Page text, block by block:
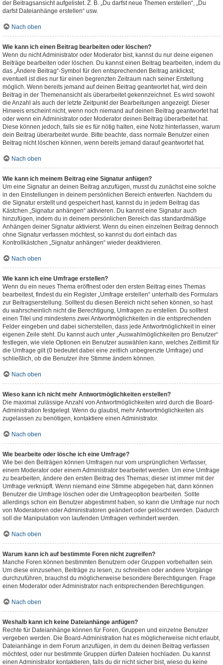
der Beitragsansicht aufgelistet. Z. B. „Du darfst neue Themen erstellen“, „Du
darfst Dateianhänge erstellen“ usw.
Nach oben
Wie kann ich einen Beitrag bearbeiten oder löschen?
Wenn du nicht Administrator oder Moderator bist, kannst du nur deine eigenen
Beiträge bearbeiten oder löschen. Du kannst einen Beitrag bearbeiten, indem du
das „Ändere Beitrag“-Symbol für den entsprechenden Beitrag anklickst;
eventuell ist dies nur für einen begrenzten Zeitraum nach seiner Erstellung
möglich. Wenn bereits jemand auf deinen Beitrag geantwortet hat, wird dein
Beitrag in der Themenansicht als überarbeitet gekennzeichnet. Es wird sowohl
die Anzahl als auch der letzte Zeitpunkt der Bearbeitungen angezeigt. Dieser
Hinweis erscheint nicht, wenn noch niemand auf deinen Beitrag geantwortet hat
oder wenn ein Administrator oder Moderator deinen Beitrag überarbeitet hat.
Diese können jedoch, falls sie es für nötig halten, eine Notiz hinterlassen, warum
dein Beitrag überarbeitet wurde. Bitte beachte, dass normale Benutzer einen
Beitrag nicht löschen können, wenn bereits jemand darauf geantwortet hat.
Nach oben
Wie kann ich meinem Beitrag eine Signatur anfügen?
Um eine Signatur an deinen Beitrag anzufügen, musst du zunächst eine solche
in den Einstellungen in deinem persönlichen Bereich entwerfen. Nachdem du
die Signatur erstellt und gespeichert hast, kannst du in jedem Beitrag das
Kästchen „Signatur anhängen“ aktivieren. Du kannst eine Signatur auch
hinzufügen, indem du in deinem persönlichen Bereich das standardmäßige
Anhängen deiner Signatur aktivierst. Wenn du einen einzelnen Beitrag dennoch
ohne Signatur verfassen möchtest, so kannst du dort einfach das
Kontrollkästchen „Signatur anhängen“ wieder deaktivieren.
Nach oben
Wie kann ich eine Umfrage erstellen?
Wenn du ein neues Thema eröffnest oder den ersten Beitrag eines Themas
bearbeitest, findest du ein Register „Umfrage erstellen“ unterhalb des Formulars
zur Beitragserstellung. Solltest du diesen Bereich nicht sehen können, so hast
du wahrscheinlich nicht die Berechtigung, Umfragen zu erstellen. Du solltest
einen Titel und mindestens zwei Antwortmöglichkeiten in die entsprechenden
Felder eingeben und dabei sicherstellen, dass jede Antwortmöglichkeit in einer
eigenen Zeile steht. Du kannst auch unter „Auswahlmöglichkeiten pro Benutzer“
festlegen, wie viele Optionen ein Benutzer auswählen kann, welches Zeitlimit für
die Umfrage gilt (0 bedeutet dabei eine zeitlich unbegrenzte Umfrage) und
schließlich, ob die Benutzer ihre Stimme ändern können.
Nach oben
Wieso kann ich nicht mehr Antwortmöglichkeiten erstellen?
Die maximal zulässige Anzahl von Antwortmöglichkeiten wird durch die Board-
Administration festgelegt. Wenn du glaubst, mehr Antwortmöglichkeiten als
zugelassen zu benötigen, kontaktiere einen Administrator.
Nach oben
Wie bearbeite oder lösche ich eine Umfrage?
Wie bei den Beiträgen können Umfragen nur vom ursprünglichen Verfasser,
einem Moderator oder einem Administrator bearbeitet werden. Um eine Umfrage
zu bearbeiten, ändere den ersten Beitrag des Themas; dieser ist immer mit der
Umfrage verknüpft. Wenn niemand eine Stimme abgegeben hat, dann können
Benutzer die Umfrage löschen oder die Umfrageoption bearbeiten. Sollte
allerdings schon ein Benutzer abgestimmt haben, so kann die Umfrage nur noch
von Moderatoren oder Administratoren geändert oder gelöscht werden. Dadurch
soll die Manipulation von laufenden Umfragen verhindert werden.
Nach oben
Warum kann ich auf bestimmte Foren nicht zugreifen?
Manche Foren können bestimmten Benutzern oder Gruppen vorbehalten sein.
Um diese einzusehen, Beiträge zu lesen, zu schreiben oder andere Vorgänge
durchzuführen, brauchst du möglicherweise besondere Berechtigungen. Frage
einen Moderator oder Administrator nach entsprechenden Berechtigungen.
Nach oben
Weshalb kann ich keine Dateianhänge anfügen?
Rechte für Dateianhänge können für Foren, Gruppen und einzelne Benutzer
vergeben werden. Die Board-Administration hat es möglicherweise nicht erlaubt,
Dateianhänge in dem Forum anzufügen, in dem du deinen Beitrag verfassen
möchtest, oder nur bestimmte Gruppen dürfen Dateien hochladen. Du kannst
einen Administrator kontaktieren, falls du dir nicht sicher bist, wieso du keine